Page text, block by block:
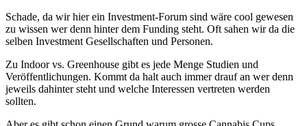
Schade, da wir hier ein Investment-Forum sind wäre cool gewesen
zu wissen wer denn hinter dem Funding steht. Oft sahen wir da die
selben Investment Gesellschaften und Personen.
Zu Indoor vs. Greenhouse gibt es jede Menge Studien und
Veröffentlichungen. Kommt da halt auch immer drauf an wer denn
jeweils dahinter steht und welche Interessen vertreten werden
sollten.